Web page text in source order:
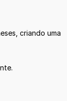
criando uma